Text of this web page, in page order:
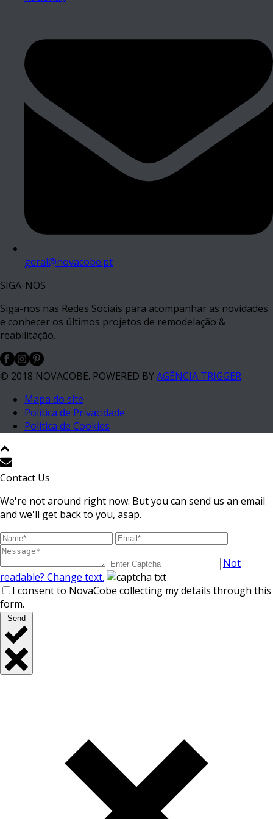
geral@novacobe.pt
SIGA-NOS
Siga-nos nas Redes Sociais para acompanhar as novidades
e conhecer os últimos projetos de remodelação &
reabilitação.
© 2018 NOVACOBE. POWERED BYAGÊNCIA TRIGGER
Mapa do site
Política de Privacidade
Política de Cookies
Contact Us
We're not around right now. But you can send us an email
and we'll get back to you, asap.
Not
readable? Change text.
I consent to NovaCobe collecting my details through this
form.
Send